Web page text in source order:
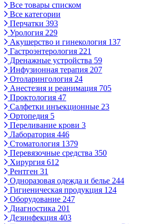
Все товары списком
Все категории
Перчатки 393
Урология 229
Акушерство и гинекология 137
Гастроэнтерология 221
Дренажные устройства 59
Инфузионная терапия 207
Отоларингология 24
Анестезия и реанимация 705
Проктология 47
Салфетки инъекционные 23
Ортопедия 5
Переливание крови 3
Лаборатория 446
Стоматология 1379
Перевязочные средства 350
Хирургия 612
Рентген 31
Одноразовая одежда и белье 244
Гигиеническая продукция 124
Оборудование 247
Диагностика 201
Дезинфекция 403